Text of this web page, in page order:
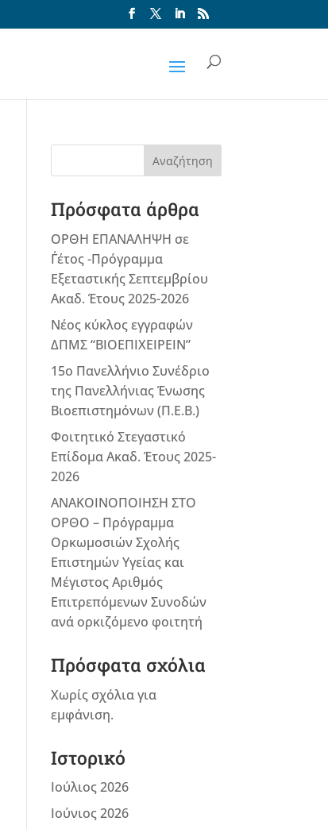
Αναζήτηση
Πρόσφατα άρθρα
ΟΡΘΗ ΕΠΑΝΑΛΗΨΗ σε
Γ΄έτος -Πρόγραμμα
Εξεταστικής Σεπτεμβρίου
Ακαδ. Έτους 2025-2026
Νέος κύκλος εγγραφών
ΔΠΜΣ “ΒΙΟΕΠΙΧΕΙΡΕΙΝ”
15ο Πανελλήνιο Συνέδριο
της Πανελλήνιας Ένωσης
Βιοεπιστημόνων (Π.Ε.Β.)
Φοιτητικό Στεγαστικό
Επίδομα Ακαδ. Έτους 2025-
2026
ΑΝΑΚΟΙΝΟΠΟΙΗΣΗ ΣΤΟ
ΟΡΘΟ – Πρόγραμμα
Ορκωμοσιών Σχολής
Επιστημών Υγείας και
Μέγιστος Αριθμός
Επιτρεπόμενων Συνοδών
ανά ορκιζόμενο φοιτητή
Πρόσφατα σχόλια
Χωρίς σχόλια για
εμφάνιση.
Ιστορικό
Ιούλιος 2026
Ιούνιος 2026